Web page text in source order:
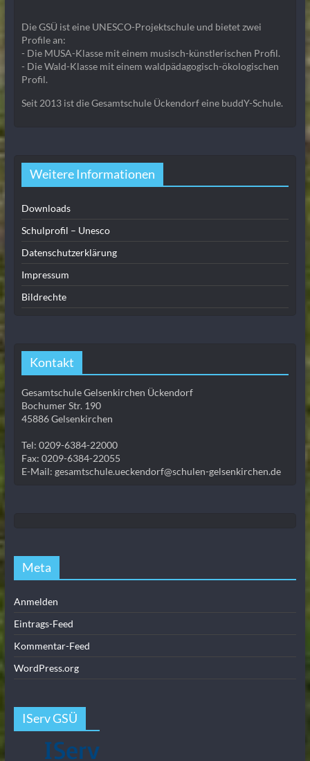
Die GSÜ ist eine UNESCO-Projektschule und bietet zwei
Profile an:
- Die MUSA-Klasse mit einem musisch-künstlerischen Profil.
- Die Wald-Klasse mit einem waldpädagogisch-ökologischen
Profil.
Seit 2013 ist die Gesamtschule Ückendorf eine buddY-Schule.
Weitere Informationen
Downloads
Schulprofil – Unesco
Datenschutzerklärung
Impressum
Bildrechte
Kontakt
Gesamtschule Gelsenkirchen Ückendorf
Bochumer Str. 190
45886 Gelsenkirchen
Tel: 0209-6384-22000
Fax: 0209-6384-22055
E-Mail: gesamtschule.ueckendorf@schulen-gelsenkirchen.de
Meta
Anmelden
Eintrags-Feed
Kommentar-Feed
WordPress.org
IServ GSÜ